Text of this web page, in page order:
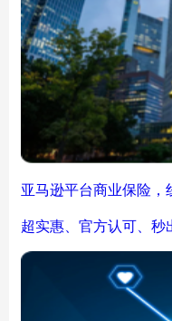
亚马逊平台商业保险，
超实惠、官方认可、秒